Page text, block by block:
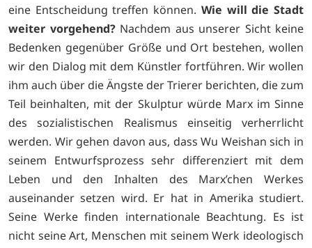
eine Entscheidung treffen können. Wie will die Stadt
weiter vorgehend?Nachdem aus unserer Sicht keine
Bedenken gegenüber Größe und Ort bestehen, wollen
wir den Dialog mit dem Künstler fortführen. Wir wollen
ihm auch über die Ängste der Trierer berichten, die zum
Teil beinhalten, mit der Skulptur würde Marx im Sinne
des sozialistischen Realismus einseitig verherrlicht
werden. Wir gehen davon aus, dass Wu Weishan sich in
seinem Entwurfsprozess sehr differenziert mit dem
Leben und den Inhalten des Marx’chen Werkes
auseinander setzen wird. Er hat in Amerika studiert.
Seine Werke finden internationale Beachtung. Es ist
nicht seine Art, Menschen mit seinem Werk ideologisch